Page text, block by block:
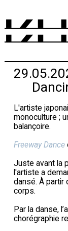
L'artiste
monoculture ;
balançoire.
Freeway Dance
Juste avant la
l'artiste a
dansé. À
corps.
Par la danse,
chorégraphie